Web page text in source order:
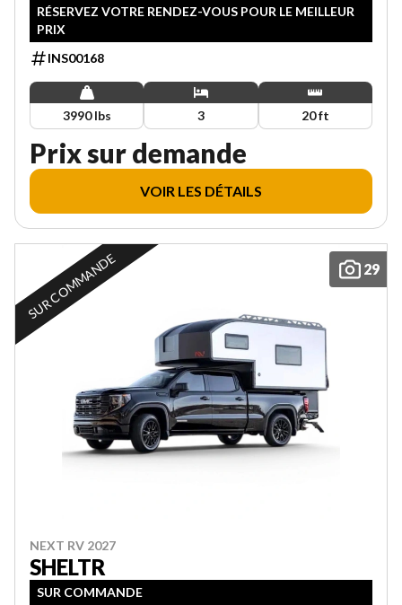
RÉSERVEZ VOTRE RENDEZ-VOUS POUR LE MEILLEUR
PRIX
INS00168
3990 lbs 3 20 ft
Prix sur demande
VOIR LES DÉTAILS
29
SUR COMMANDE
NEXT RV 2027
SHELTR
SUR COMMANDE